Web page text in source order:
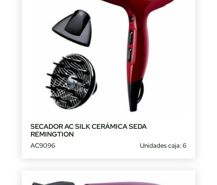
SECADOR AC SILK CERÁMICA SEDA
REMINGTION
AC9096 Unidades caja: 6